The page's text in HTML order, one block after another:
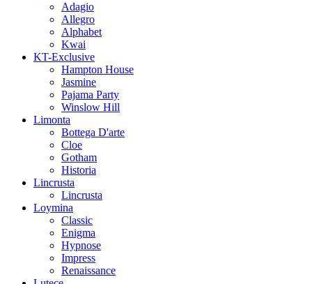
Adagio
Allegro
Alphabet
Kwai
KT-Exclusive
Hampton House
Jasmine
Pajama Party
Winslow Hill
Limonta
Bottega D'arte
Cloe
Gotham
Historia
Lincrusta
Lincrusta
Loymina
Classic
Enigma
Hypnose
Impress
Renaissance